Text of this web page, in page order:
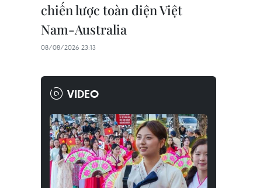
chiến lược toàn diện Việt
Nam-Australia
08/08/2026 23:13
VIDEO